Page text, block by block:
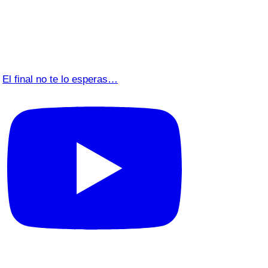
El final no te lo esperas…